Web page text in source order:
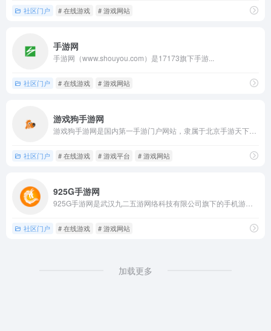
社区门户 # 在线游戏 # 游戏网站
手游网
手游网（www.shouyou.com）是17173旗下手游...
社区门户 # 在线游戏 # 游戏网站
游戏狗手游网
社区门户 # 在线游戏 # 游戏平台 # 游戏网站
925G手游网
社区门户 # 在线游戏 # 游戏网站
加载更多